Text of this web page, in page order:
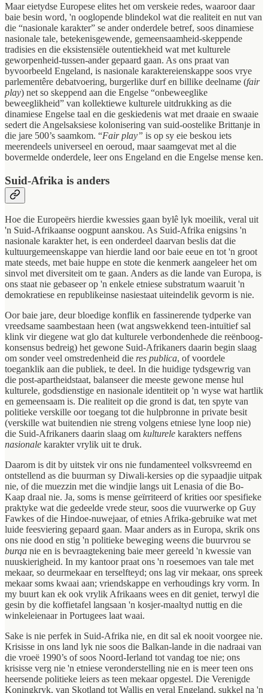
Maar eietydse Europese elites het om verskeie redes, waaroor daar
baie besin word, 'n ooglopende blindekol wat die realiteit en nut van
die “nasionale karakter” se ander onderdele betref, soos dinamiese
nasionale tale, betekenisgewende, gemeensaamheid-skeppende
tradisies en die eksistensiële outentiekheid wat met kulturele
geworpenheid-tussen-ander gepaard gaan. As ons praat van
byvoorbeeld Engeland, is nasionale karaktereienskappe soos vrye
parlementêre debatvoering, burgerlike durf en billike deelname (fair
play) net so skeppend aan die Engelse “onbeweeglike
beweeglikheid” van kollektiewe kulturele uitdrukking as die
dinamiese Engelse taal en die geskiedenis wat met draaie en swaaie
sedert die Angelsaksiese kolonisering van suid-oostelike Brittanje in
die jare 500’s saamkom. “Fair play” is op sy eie beskou iets
meerendeels universeel en oeroud, maar saamgevat met al die
bovermelde onderdele, leer ons Engeland en die Engelse mense ken.
Suid-Afrika is anders
Hoe die Europeërs hierdie kwessies gaan bylê lyk moeilik, veral uit
'n Suid-Afrikaanse oogpunt aanskou. As Suid-Afrika enigsins 'n
nasionale karakter het, is een onderdeel daarvan beslis dat die
kultuurgemeenskappe van hierdie land oor baie eeue en tot 'n groot
mate steeds, met baie huppe en stote die kenmerk aangeleer het om
sinvol met diversiteit om te gaan. Anders as die lande van Europa, is
ons staat nie gebaseer op 'n enkele etniese substratum waaruit 'n
demokratiese en republikeinse nasiestaat uiteindelik gevorm is nie.
Oor baie jare, deur bloedige konflik en fassinerende tydperke van
vreedsame saambestaan heen (wat angswekkend teen-intuïtief sal
klink vir diegene wat glo dat kulturele verbondenhede die reënboog-
konsensus bedreig) het gewone Suid-Afrikaners daarin begin slaag
om sonder veel omstredenheid die res publica, of voordele
toeganklik aan die publiek, te deel. In die huidige tydsgewrig van
die post-apartheidstaat, balanseer die meeste gewone mense hul
kulturele, godsdienstige en nasionale identiteit op 'n wyse wat hartlik
en gemeensaam is. Die realiteit op die grond is dat, ten spyte van
politieke verskille oor toegang tot die hulpbronne in private besit
(verskille wat buitendien nie streng volgens etniese lyne loop nie)
die Suid-Afrikaners daarin slaag om kulturele karakters neffens
nasionale karakter vrylik uit te druk.
Daarom is dit by uitstek vir ons nie fundamenteel volksvreemd en
ontstellend as die buurman sy Diwali-kersies op die sypaadjie uitpak
nie, of die muezzin met die windjie langs uit Lenasia of die Bo-
Kaap draal nie. Ja, soms is mense geïrriteerd of krities oor spesifieke
praktyke wat die gedeelde vrede steur, soos die vuurwerke op Guy
Fawkes of die Hindoe-nuwejaar, of etnies Afrika-gebruike wat met
luide feesviering gepaard gaan. Maar anders as in Europa, skrik ons
ons nie dood en stig 'n politieke beweging weens die buurvrou se
burqa nie en is bevraagtekening baie meer gereeld 'n kwessie van
nuuskierigheid. In my kantoor praat ons 'n roesemoes van tale met
mekaar, so deurmekaar en terselfteyd; ons lag vir mekaar, ons spreek
mekaar soms kwaai aan; vriendskappe en verhoudings kry vorm. In
my buurt kan ek ook vrylik Afrikaans wees en dit geniet, terwyl die
gesin by die koffietafel langsaan 'n kosjer-maaltyd nuttig en die
winkeleienaar in Portugees laat waai.
Sake is nie perfek in Suid-Afrika nie, en dit sal ek nooit voorgee nie.
Krisisse in ons land lyk nie soos die Balkan-lande in die nadraai van
die vroeë 1990’s of soos Noord-Ierland tot vandag toe nie; ons
krisisse verg nie 'n etniese veronderstelling nie en is meer teen ons
heersende politieke leiers as teen mekaar opgestel. Die Verenigde
Koningkryk, van Skotland tot Wallis en veral Engeland, sukkel na 'n